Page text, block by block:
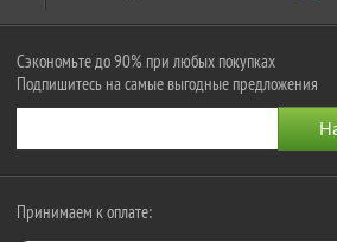
Сэкономьте до 90% при любых покупках
Подпишитесь на самые выгодные предложения
Принимаем к оплате: